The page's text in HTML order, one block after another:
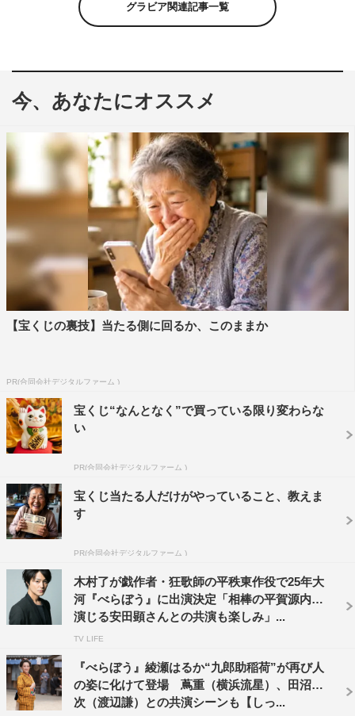
横浜流星が主演を務める2025年大河ドラマ『べらぼう～
蔦重栄華乃夢噺～』（NHK総合ほか 2025年1月5日
（日）スタート）に、安田顕の出演が決定した。安田の大
河ドラマ主演は『功名が辻』（2006年）以来の2作品目と
なる。
ないない尽くしの生まれから、“江戸のメディア王”として
時代の寵児になった快男児・蔦屋重三郎（蔦重／横浜流
星）。天下泰平、文化隆盛の江戸時代中期に喜多川歌麿、
葛飾北斎、山東京伝、滝沢馬琴を見いだし、日本史史上最
新たに出演が発表された安田顕が演じるのは、本草家、戯
作者、鉱山開発者、発明家…とさまざまな顔を持つ平賀源
内。先進的なアイデアを次々と思い浮かべては、その実現
のため日本各地を巡り、成功と失敗を繰り返し、ときに山
師とも呼ばれる。その発想に田沼意次（渡辺謙）もほれ込
み、特命を託すほど目にかけている。蔦重（横浜流星）
も、地元・吉原に再び客を呼び寄せようと、江戸の有名人
になっていた源内に仕事の依頼をすべく接触を試みる。
安田顕 コメント
グラビア関連記事一覧
今、あなたにオススメ
【宝くじの裏技】当たる側に回るか、このままか
PR(合同会社デジタルファーム )
宝くじ“なんとなく”で買っている限り変わらな
い
PR(合同会社デジタルファーム )
宝くじ当たる人だけがやっていること、教えま
す
PR(合同会社デジタルファーム )
木村了が戯作者・狂歌師の平秩東作役で25年大
河『べらぼう』に出演決定「相棒の平賀源内を
演じる安田顕さんとの共演も楽しみ」...
TV LIFE
『べらぼう』綾瀬はるか“九郎助稲荷”が再び人
の姿に化けて登場 蔦重（横浜流星）、田沼意
次（渡辺謙）との共演シーンも【しっ...